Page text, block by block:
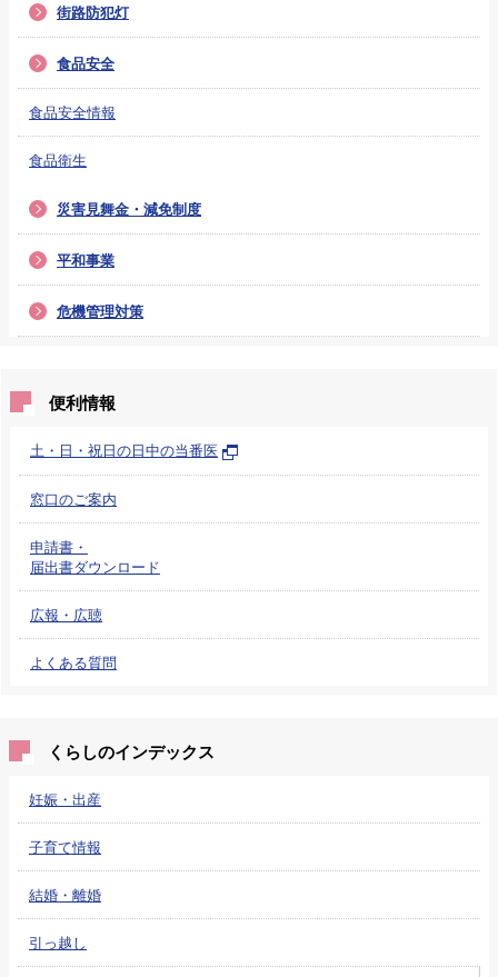
街路防犯灯
食品安全
食品安全情報
食品衛生
災害見舞金・減免制度
平和事業
危機管理対策
便利情報
土・日・祝日の日中の当番医
窓口のご案内
申請書・
届出書ダウンロード
広報・広聴
よくある質問
くらしのインデックス
妊娠・出産
子育て情報
結婚・離婚
引っ越し